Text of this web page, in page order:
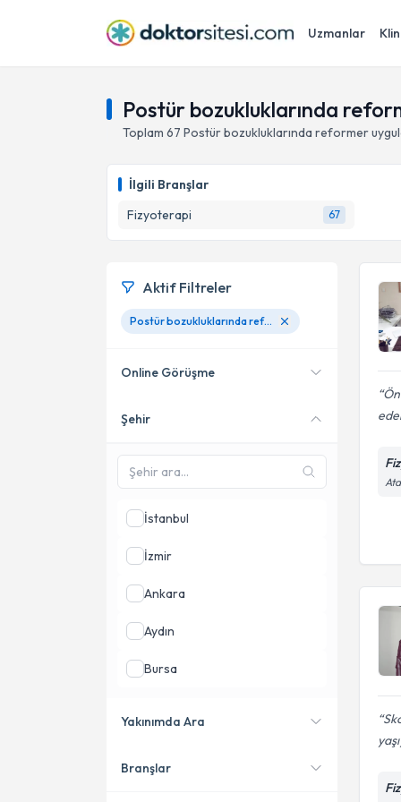
Uzmanlar
Postür bozukluklarında
Toplam 67 Postür bozukluklarında reformer
İlgili Branşlar
Fizyoterapi
67
Aktif Filtreler
Postür bozukluklarında reformer
Online Görüşme
Online danışmanlık sunan
Şehir
İstanbul
İzmir
Ankara
Aydın
Bursa
Yakınımda Ara
Konumuma yakın uzmanları
Branşlar